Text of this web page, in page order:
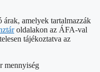
amelyek tartalmazzák
oldalakon az ÁFA-val
tájékoztatva az